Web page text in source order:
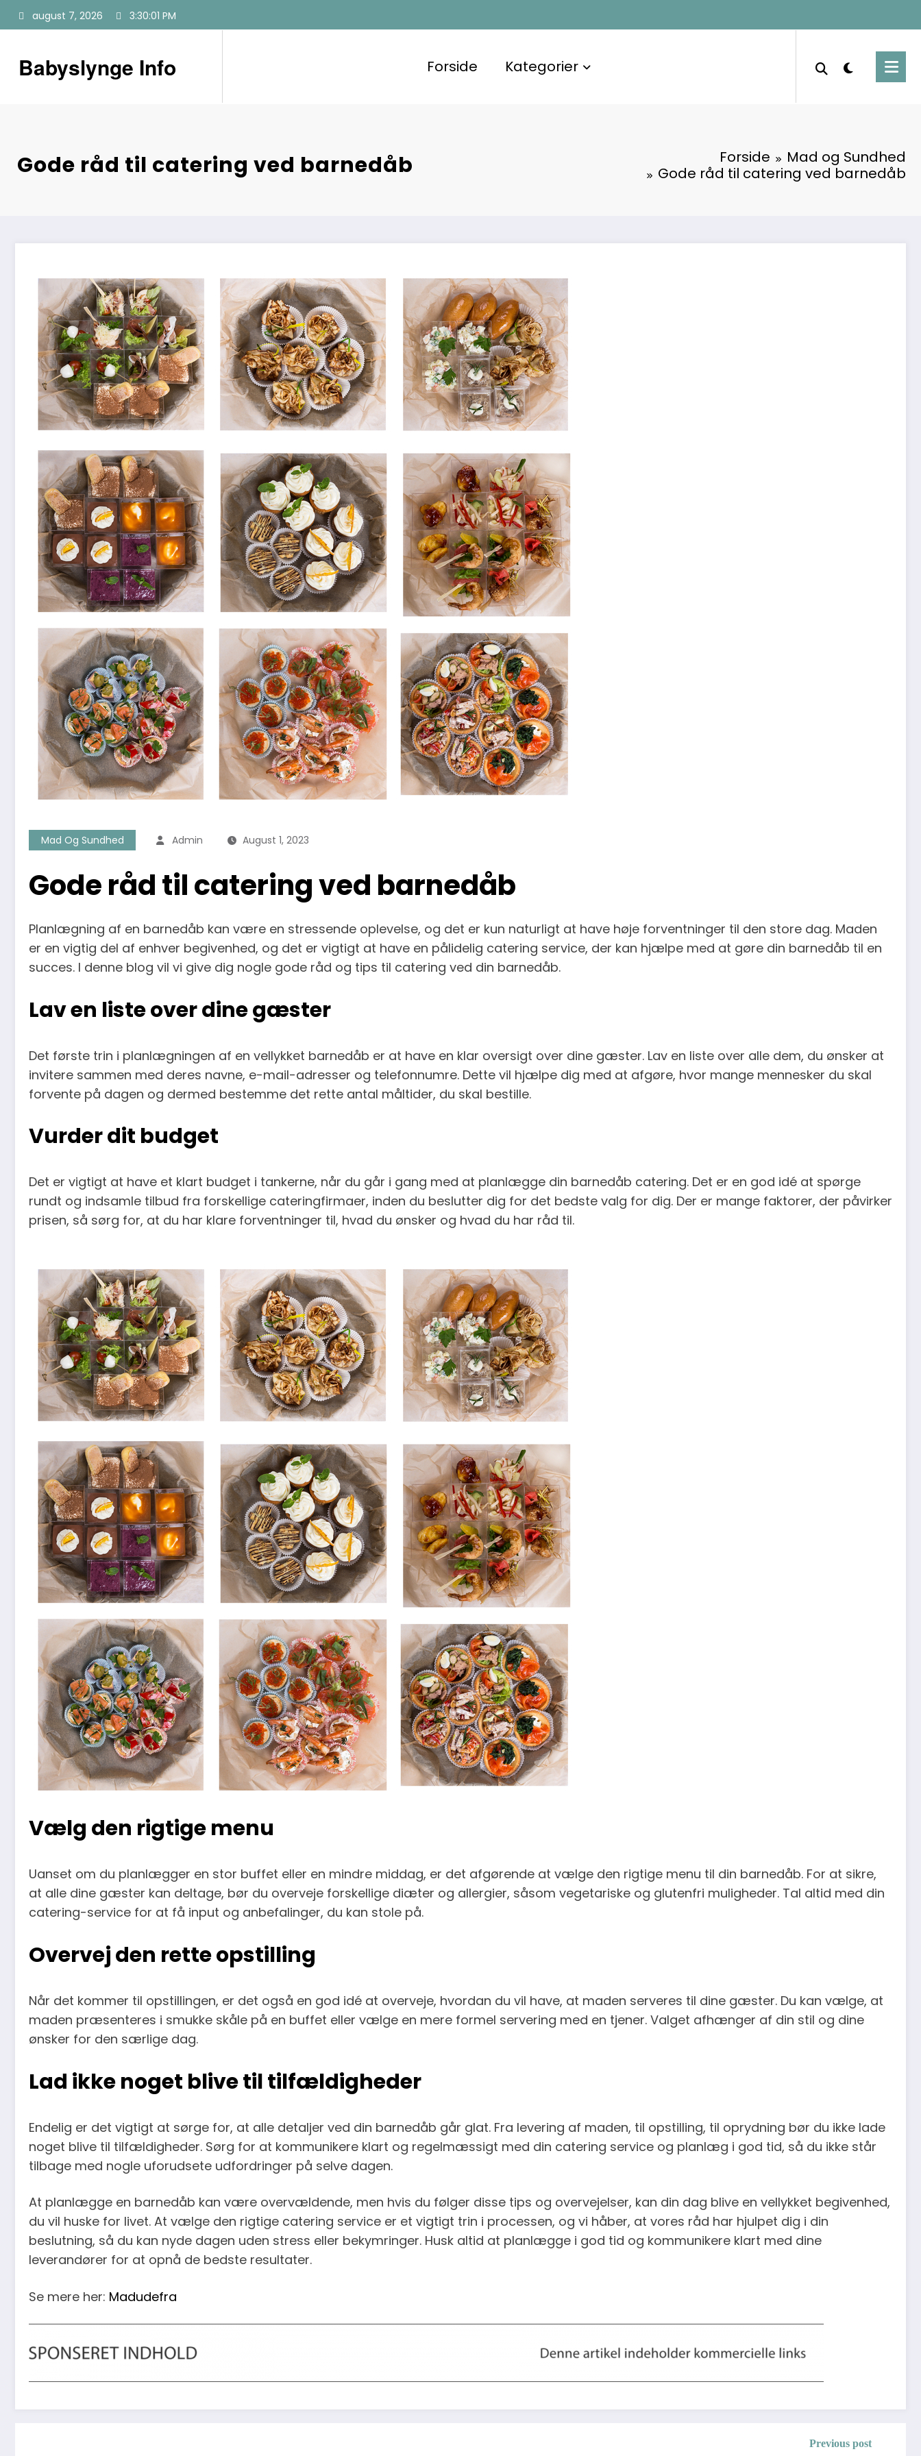
august 7, 2026 3:30:02 PM
Babyslynge Info Forside Kategorier
Gode råd til catering ved barnedåb Forside
Mad og Sundhed
Gode råd til catering ved barnedåb
Mad Og Sundhed Admin August 1, 2023
Gode råd til catering ved barnedåb
Planlægning af en barnedåb kan være en stressende oplevelse, og det er kun naturligt at have høje forventninger til den store dag. Maden
er en vigtig del af enhver begivenhed, og det er vigtigt at have en pålidelig catering service, der kan hjælpe med at gøre din barnedåb til en
succes. I denne blog vil vi give dig nogle gode råd og tips til catering ved din barnedåb.
Lav en liste over dine gæster
Det første trin i planlægningen af en vellykket barnedåb er at have en klar oversigt over dine gæster. Lav en liste over alle dem, du ønsker at
invitere sammen med deres navne, e-mail-adresser og telefonnumre. Dette vil hjælpe dig med at afgøre, hvor mange mennesker du skal
forvente på dagen og dermed bestemme det rette antal måltider, du skal bestille.
Vurder dit budget
Det er vigtigt at have et klart budget i tankerne, når du går i gang med at planlægge din barnedåb catering. Det er en god idé at spørge
rundt og indsamle tilbud fra forskellige cateringfirmaer, inden du beslutter dig for det bedste valg for dig. Der er mange faktorer, der påvirker
prisen, så sørg for, at du har klare forventninger til, hvad du ønsker og hvad du har råd til.
Vælg den rigtige menu
Uanset om du planlægger en stor buffet eller en mindre middag, er det afgørende at vælge den rigtige menu til din barnedåb. For at sikre,
at alle dine gæster kan deltage, bør du overveje forskellige diæter og allergier, såsom vegetariske og glutenfri muligheder. Tal altid med din
catering-service for at få input og anbefalinger, du kan stole på.
Overvej den rette opstilling
Når det kommer til opstillingen, er det også en god idé at overveje, hvordan du vil have, at maden serveres til dine gæster. Du kan vælge, at
maden præsenteres i smukke skåle på en buffet eller vælge en mere formel servering med en tjener. Valget afhænger af din stil og dine
ønsker for den særlige dag.
Lad ikke noget blive til tilfældigheder
Endelig er det vigtigt at sørge for, at alle detaljer ved din barnedåb går glat. Fra levering af maden, til opstilling, til oprydning bør du ikke lade
noget blive til tilfældigheder. Sørg for at kommunikere klart og regelmæssigt med din catering service og planlæg i god tid, så du ikke står
tilbage med nogle uforudsete udfordringer på selve dagen.
At planlægge en barnedåb kan være overvældende, men hvis du følger disse tips og overvejelser, kan din dag blive en vellykket begivenhed,
du vil huske for livet. At vælge den rigtige catering service er et vigtigt trin i processen, og vi håber, at vores råd har hjulpet dig i din
beslutning, så du kan nyde dagen uden stress eller bekymringer. Husk altid at planlægge i god tid og kommunikere klart med dine
leverandører for at opnå de bedste resultater.
Se mere her: Madudefra
Previous post